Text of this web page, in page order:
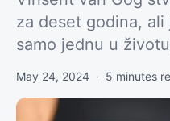
za deset godina,
samo jednu u
May 24, 2024 · 5 minutes